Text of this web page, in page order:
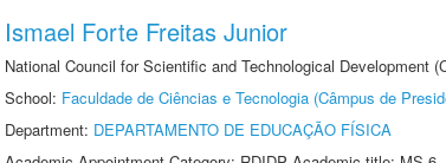
Ismael Forte Freitas Junior
National Council for Scientific and Technological Development
School: Faculdade de Ciências e Tecnologia (Câmpus de
Department: DEPARTAMENTO DE EDUCAÇÃO FÍSICA